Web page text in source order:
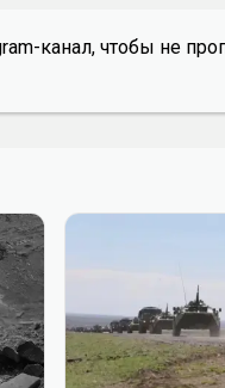
канал, чтобы не